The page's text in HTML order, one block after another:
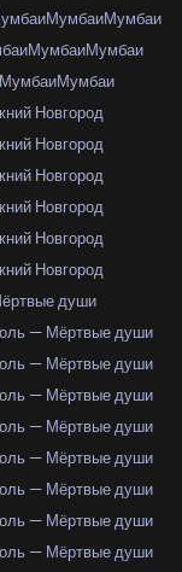
МумбаиМумбаи
МумбаиМумбаи
МумбаиМумбаи
Новгород
Новгород
Новгород
Новгород
Новгород
Новгород
души
— Мёртвые души
— Мёртвые души
— Мёртвые души
— Мёртвые души
— Мёртвые души
— Мёртвые души
— Мёртвые души
— Мёртвые души